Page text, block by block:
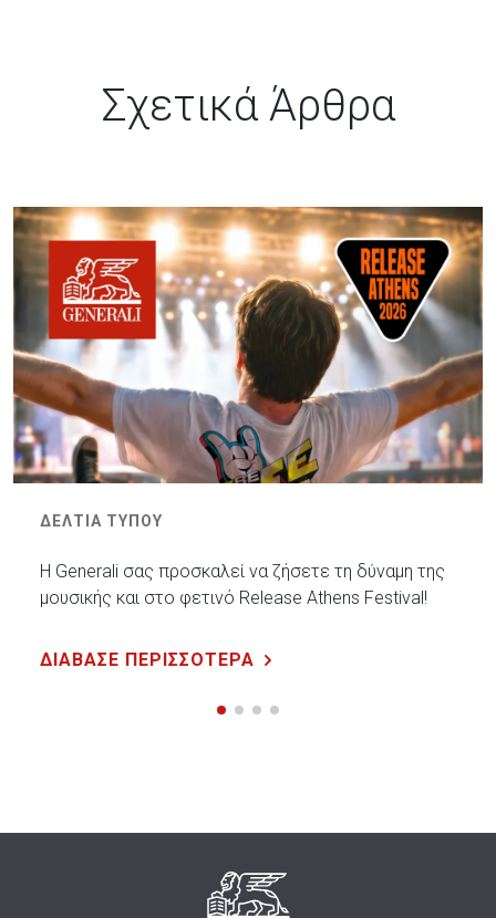
Σχετικά Άρθρα
ΔΕΛΤΙΑ ΤΥΠΟΥ
Η Generali σας προσκαλεί να ζήσετε τη δύναμη της
μουσικής και στο φετινό Release Athens Festival!
ΔΙΑΒΑΣΕ ΠΕΡΙΣΣΟΤΕΡΑ